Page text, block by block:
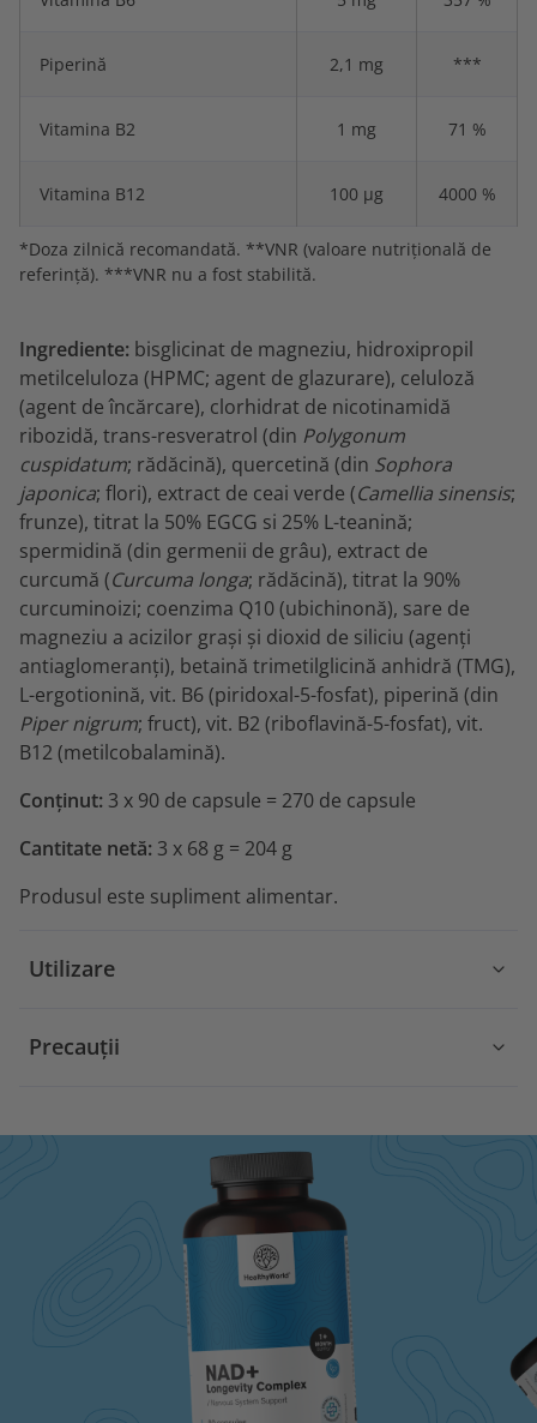
Piperină 2,1 mg ***
Vitamina B2 1 mg 71 %
Vitamina B12 100 µg 4000 %
*Doza zilnică recomandată. **VNR (valoare nutrițională de
referință). ***VNR nu a fost stabilită.
Ingrediente: bisglicinat de magneziu, hidroxipropil
metilceluloza (HPMC; agent de glazurare), celuloză
(agent de încărcare), clorhidrat de nicotinamidă
ribozidă, trans-resveratrol (din Polygonum
cuspidatum; rădăcină), quercetină (din Sophora
japonica; flori), extract de ceai verde (Camellia sinensis;
frunze), titrat la 50% EGCG si 25% L-teanină;
spermidină (din germenii de grâu), extract de
curcumă (Curcuma longa; rădăcină), titrat la 90%
curcuminoizi; coenzima Q10 (ubichinonă), sare de
magneziu a acizilor grași și dioxid de siliciu (agenți
antiaglomeranți), betaină trimetilglicină anhidră (TMG),
L-ergotionină, vit. B6 (piridoxal-5-fosfat), piperină (din
Piper nigrum; fruct), vit. B2 (riboflavină-5-fosfat), vit.
B12 (metilcobalamină).
Conținut: 3 x 90 de capsule = 270 de capsule
Cantitate netă: 3 x 68 g = 204 g
Produsul este supliment alimentar.
Utilizare
Precauții